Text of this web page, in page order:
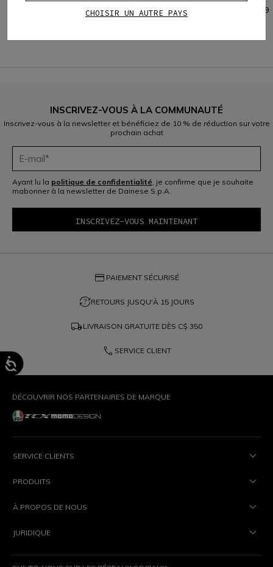
C$ 139 C$ 99
INSCRIVEZ-VOUS À LA COMMUNAUTÉ
Inscrivez-vous à la newsletter et bénéficiez de 10 % de réduction sur votre
prochain achat
Ayant lu la politique de confidentialité , je confirme que je souhaite
mabonner à la newsletter de Dainese S.p.A.
credit_card PAIEMENT SÉCURISÉ
question_exchangeRETOURS JUSQU'À 15 JOURS
local_shipping LIVRAISON GRATUITE DÈS C$ 350
phone SERVICE CLIENT
DÉCOUVRIR NOS PARTENAIRES DE MARQUE
SERVICE CLIENTS
PRODUITS
À PROPOS DE NOUS
JURIDIQUE
CHOISIR UN AUTRE PAYS